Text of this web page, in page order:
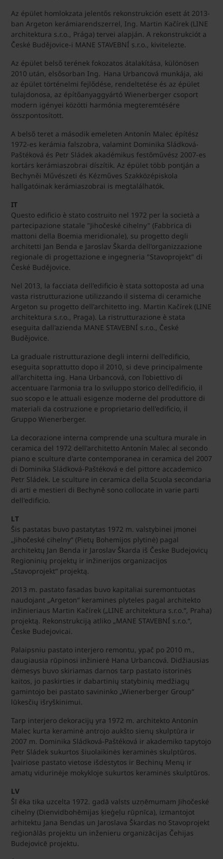
Az épület homlokzata jelentős rekonstrukción esett át 2013-
ban Argeton kerámiarendszerrel, Ing. Martin Kačírek (LINE
architektura s.r.o., Prága) tervei alapján. A rekonstrukciót a
České Budějovice-i MANE STAVEBNÍ s.r.o., kivitelezte.
Az épület belső terének fokozatos átalakítása, különösen
2010 után, elsősorban Ing. Hana Urbancová munkája, aki
az épület történelmi fejlődése, rendeltetése és az épület
tulajdonosa, az építőanyaggyártó Wienerberger csoport
modern igényei közötti harmónia megteremtésére
összpontosított.
A belső teret a második emeleten Antonín Malec építész
1972-es kerámia falszobra, valamint Dominika Sládková-
Paštéková és Petr Sládek akadémikus festőművész 2007-es
kortárs kerámiaszobrai díszítik. Az épület több pontján a
Bechyněi Művészeti és Kézműves Szakközépiskola
hallgatóinak kerámiaszobrai is megtalálhatók.
IT
Questo edificio è stato costruito nel 1972 per la società a
partecipazione statale "Jihočeské cihelny" (Fabbrica di
mattoni della Boemia meridionale), su progetto degli
architetti Jan Benda e Jaroslav Škarda dell'organizzazione
regionale di progettazione e ingegneria "Stavoprojekt" di
České Budějovice.
Nel 2013, la facciata dell'edificio è stata sottoposta ad una
vasta ristrutturazione utilizzando il sistema di ceramiche
Argeton su progetto dell'architetto ing. Martin Kačírek (LINE
architektura s.r.o., Praga). La ristrutturazione è stata
eseguita dall'azienda MANE STAVEBNÍ s.r.o., České
Budějovice.
La graduale ristrutturazione degli interni dell'edificio,
eseguita soprattutto dopo il 2010, si deve principalmente
all'architetta ing. Hana Urbancová, con l'obiettivo di
accentuare l'armonia tra lo sviluppo storico dell'edificio, il
suo scopo e le attuali esigenze moderne del produttore di
materiali da costruzione e proprietario dell'edificio, il
Gruppo Wienerberger.
La decorazione interna comprende una scultura murale in
ceramica del 1972 dell'architetto Antonín Malec al secondo
piano e sculture d'arte contemporanea in ceramica del 2007
di Dominika Sládková-Paštéková e del pittore accademico
Petr Sládek. Le sculture in ceramica della Scuola secondaria
di arti e mestieri di Bechyně sono collocate in varie parti
dell'edificio.
LT
Šis pastatas buvo pastatytas 1972 m. valstybinei įmonei
„Jihočeské cihelny“ (Pietų Bohemijos plytinė) pagal
architektų Jan Benda ir Jaroslav Škarda iš Česke Budejovicų
Regioninių projektų ir inžinerijos organizacijos
„Stavoprojekt“ projektą.
2013 m. pastato fasadas buvo kapitaliai suremontuotas
naudojant „Argeton“ keramines plyteles pagal architekto
inžinieriaus Martin Kačírek („LINE architektura s.r.o.“, Praha)
projektą. Rekonstrukciją atliko „MANE STAVEBNÍ s.r.o.“,
Česke Budejovicai.
Palaipsniu pastato interjero remontu, ypač po 2010 m.,
daugiausia rūpinosi inžinierė Hana Urbancová. Didžiausias
dėmesys buvo skiriamas darnos tarp pastato istorinės
kaitos, jo paskirties ir dabartinių statybinių medžiagų
gamintojo bei pastato savininko „Wienerberger Group“
lūkesčių išryškinimui.
Tarp interjero dekoracijų yra 1972 m. architekto Antonín
Malec kurta keraminė antrojo aukšto sienų skulptūra ir
2007 m. Dominika Sládková-Paštéková ir akademiko tapytojo
Petr Sládek sukurtos šiuolaikinės keraminės skulptūros.
Įvairiose pastato vietose išdėstytos ir Bechinų Menų ir
amatų vidurinėje mokykloje sukurtos keraminės skulptūros.
LV
Šī ēka tika uzcelta 1972. gadā valsts uzņēmumam Jihočeské
cihelny (Dienvidbohēmijas ķieģeļu rūpnīca), izmantojot
arhitektu Jana Bendas un Jaroslava Škardas no Stavoprojekt
reģionālās projektu un inženieru organizācijas Čehijas
Budejovicē projektu.